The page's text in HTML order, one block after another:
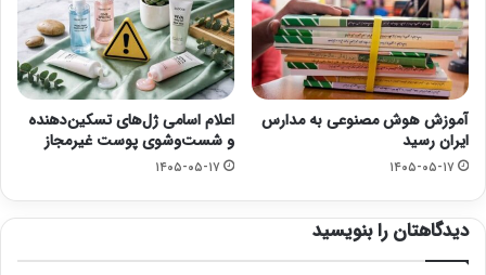
آموزش هوش مصنوعی به مدارس
ایران رسید
۱۴۰۵-۰۵-۱۷
اعلام اسامی ژل‌های تسکین‌دهنده
و شست‌وشوی پوست غیرمجاز
۱۴۰۵-۰۵-۱۷
دیدگاهتان را بنویسید